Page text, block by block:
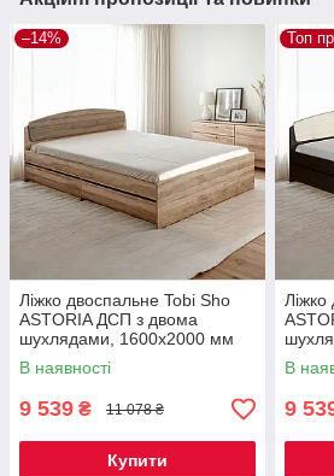
–14%
Ліжко двоспальне Tobi Sho
ASTORIA ДСП з двома
шухлядами, 1600х2000 мм
Дуб сонома/Дуб трюфель
В наявності
9 539 ₴ 11 078 ₴
Купити
Топ
Ліжко
В
9